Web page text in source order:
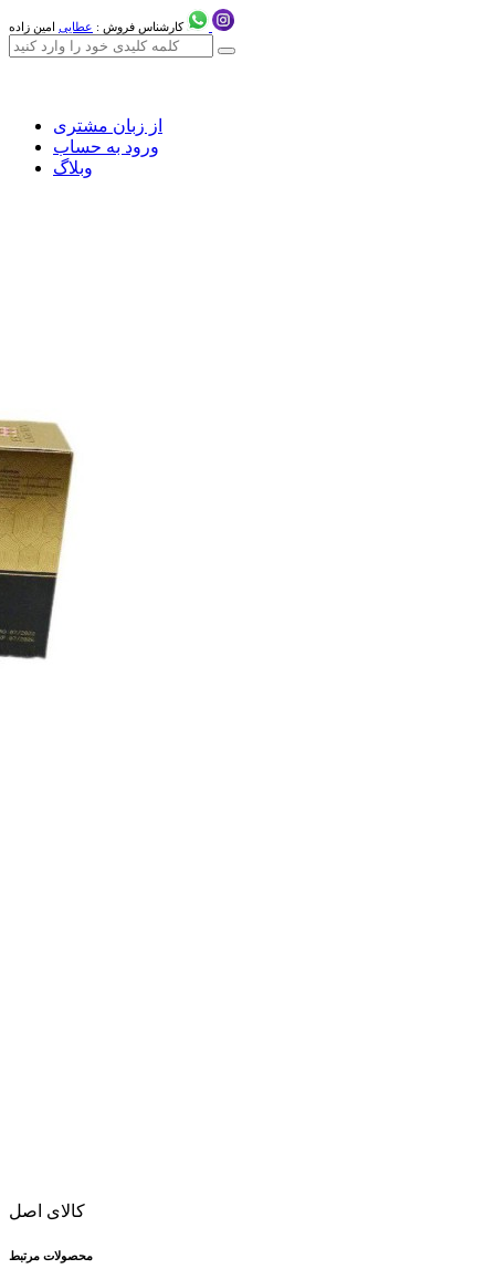
کارشناس فروش : عطایی امین زاده
از زبان مشتری
ورود به حساب
وبلاگ
کالای اصل
محصولات مرتبط